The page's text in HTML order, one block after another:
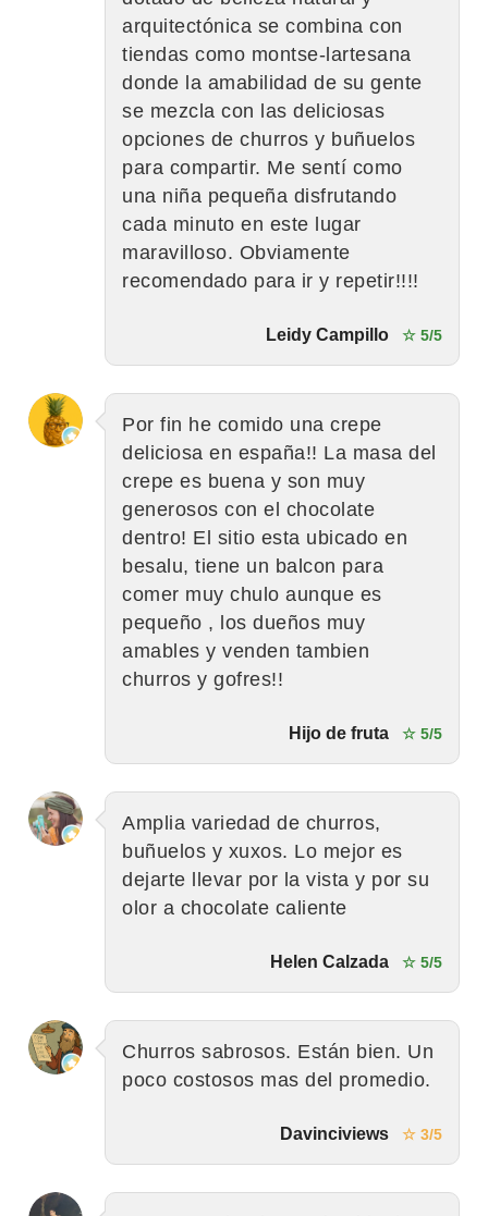
arquitectónica se combina con
tiendas como montse-lartesana
donde la amabilidad de su gente
se mezcla con las deliciosas
opciones de churros y buñuelos
para compartir. Me sentí como
una niña pequeña disfrutando
cada minuto en este lugar
maravilloso. Obviamente
recomendado para ir y repetir!!!!
Leidy Campillo ☆ 5/5
Por fin he comido una crepe
deliciosa en españa!! La masa del
crepe es buena y son muy
generosos con el chocolate
dentro! El sitio esta ubicado en
besalu, tiene un balcon para
comer muy chulo aunque es
pequeño , los dueños muy
amables y venden tambien
churros y gofres!!
Hijo de fruta ☆ 5/5
Amplia variedad de churros,
buñuelos y xuxos. Lo mejor es
dejarte llevar por la vista y por su
olor a chocolate caliente
Helen Calzada ☆ 5/5
Churros sabrosos. Están bien. Un
poco costosos mas del promedio.
Davinciviews ☆ 3/5